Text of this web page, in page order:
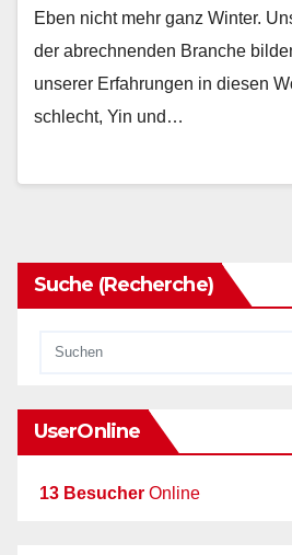
Eben nicht mehr ganz Winter.
der abrechnenden Branche
unserer Erfahrungen in diesen
schlecht, Yin und…
Suche (Recherche)
UserOnline
13 Besucher Online